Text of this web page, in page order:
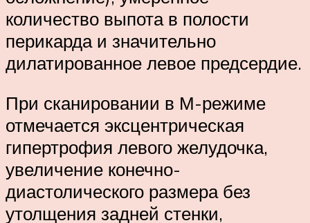
количество выпота в полости
перикарда и значительно
дилатированное левое предсердие.
При сканировании в М-режиме
отмечается эксцентрическая
гипертрофия левого желудочка,
увеличение конечно-
диастолического размера без
утолщения задней стенки,